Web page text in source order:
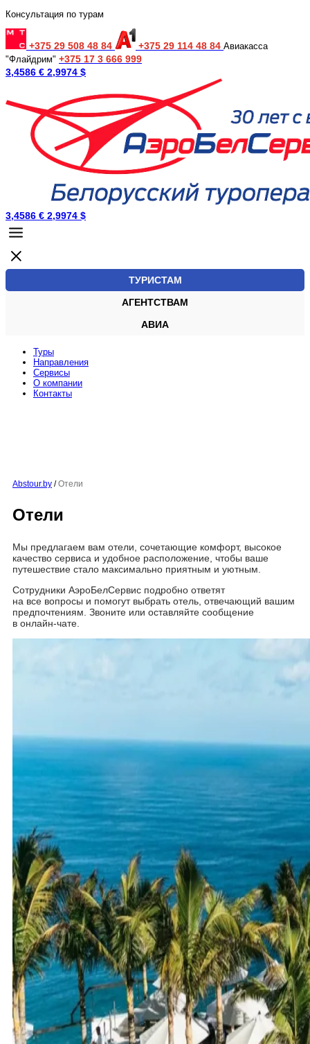
Консультация по турам
+375 29 508 48 84 +375 29 114 48 84 Авиакасса
"Флайдрим" +375 17 3 666 999
3,4586 € 2,9974 $
3,4586 € 2,9974 $
ТУРИСТАМ
АГЕНТСТВАМ
АВИА
Туры
Направления
Сервисы
O компании
Контакты
Abstour.by / Отели
Отели
Мы предлагаем вам отели, сочетающие комфорт, высокое
качество сервиса и удобное расположение, чтобы ваше
путешествие стало максимально приятным и уютным.
Сотрудники АэроБелСервис подробно ответят
на все вопросы и помогут выбрать отель, отвечающий вашим
предпочтениям. Звоните или оставляйте сообщение
в онлайн-чате.